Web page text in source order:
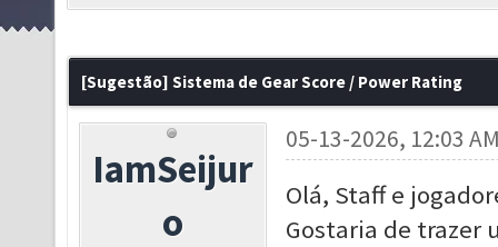
[Sugestão] Sistema de Gear Score / Power Rating
IamSeijur
o
05-13-2026, 12:03
Olá, Staff e
Gostaria de trazer